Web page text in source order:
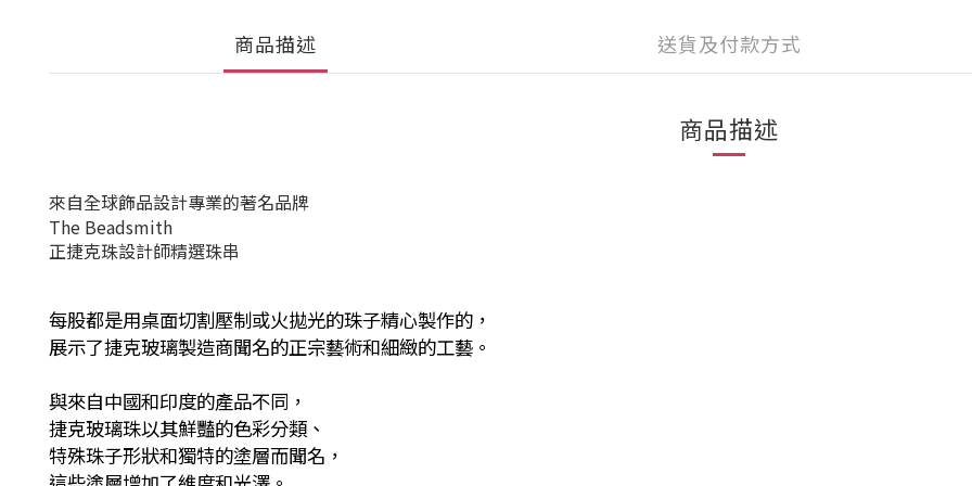
商品描述 送貨及付款方式
商品描述
來自全球飾品設計專業的著名品牌
The Beadsmith
正捷克珠設計師精選珠串
每股都是用桌面切割壓制或火拋光的珠子精心製作的，
展示了捷克玻璃製造商聞名的正宗藝術和細緻的工藝。
與來自中國和印度的產品不同，
捷克玻璃珠以其鮮豔的色彩分類、
特殊珠子形狀和獨特的塗層而聞名，